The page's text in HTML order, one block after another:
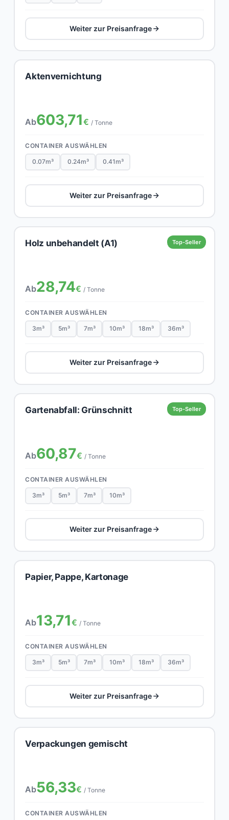
Weiter zur Preisanfrage
Aktenvernichtung
Ab603,71€ / Tonne
CONTAINER AUSWÄHLEN
0.07m³ 0.24m³ 0.41m³
Weiter zur Preisanfrage
Top-Seller
Holz unbehandelt (A1)
Ab28,74€ / Tonne
CONTAINER AUSWÄHLEN
3m³ 5m³ 7m³ 10m³ 18m³ 36m³
Weiter zur Preisanfrage
Top-Seller
Gartenabfall: Grünschnitt
Ab60,87€ / Tonne
CONTAINER AUSWÄHLEN
3m³ 5m³ 7m³ 10m³
Weiter zur Preisanfrage
Papier, Pappe, Kartonage
Ab13,71€ / Tonne
CONTAINER AUSWÄHLEN
3m³ 5m³ 7m³ 10m³ 18m³ 36m³
Weiter zur Preisanfrage
Verpackungen gemischt
Ab56,33€ / Tonne
CONTAINER AUSWÄHLEN